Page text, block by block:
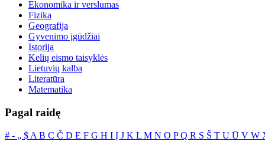
Ekonomika ir verslumas
Fizika
Geografija
Gyvenimo įgūdžiai
Istorija
Kelių eismo taisyklės
Lietuvių kalba
Literatūra
Matematika
Pagal raidę
# ‐ „ $ A B C Č D E F G H I Į J K L M N O PQ R S Š T U Ū V W